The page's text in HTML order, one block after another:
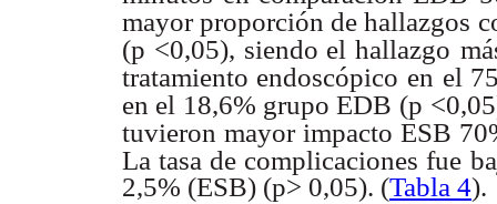
mayor proporción de hallazgos
(p <0,05), siendo el hallazgo
tratamiento endoscópico en el
en el 18,6% grupo EDB (p
tuvieron mayor impacto ESB
La tasa de complicaciones fue
2,5% (ESB) (p> 0,05). (Tabla 4).